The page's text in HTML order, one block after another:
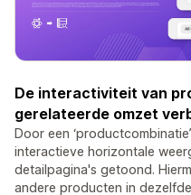
De interactiviteit van
gerelateerde omzet
Door een
interactieve horizontale
detailpagina's getoond.
andere producten in